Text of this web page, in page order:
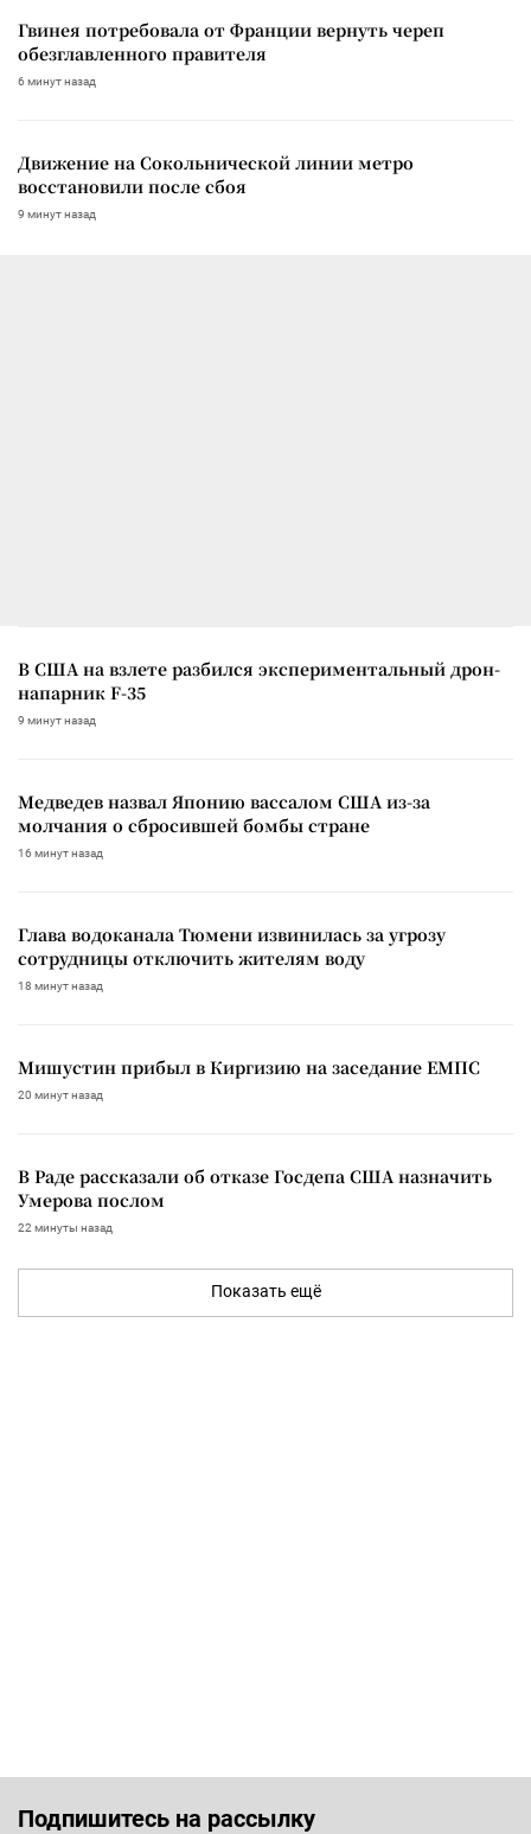
Гвинея потребовала от Франции вернуть череп
обезглавленного правителя
6 минут назад
Движение на Сокольнической линии метро
восстановили после сбоя
9 минут назад
В США на взлете разбился экспериментальный дрон-
напарник F-35
9 минут назад
Медведев назвал Японию вассалом США из-за
молчания о сбросившей бомбы стране
16 минут назад
Глава водоканала Тюмени извинилась за угрозу
сотрудницы отключить жителям воду
18 минут назад
Мишустин прибыл в Киргизию на заседание ЕМПС
20 минут назад
В Раде рассказали об отказе Госдепа США назначить
Умерова послом
22 минуты назад
Показать ещё
Подпишитесь на рассылку